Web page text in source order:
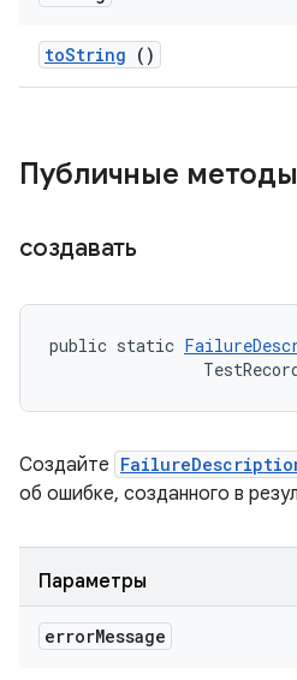
toString ()
Публичные методы
создавать
public static
Создайте
об ошибке, созданного в
Параметры
errorMessage